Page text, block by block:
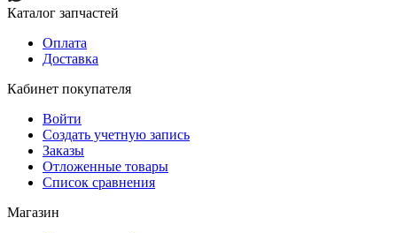
Каталог запчастей
Оплата
Доставка
Кабинет покупателя
Войти
Создать учетную запись
Заказы
Отложенные товары
Список сравнения
Магазин